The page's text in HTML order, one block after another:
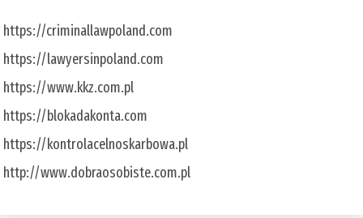
https://criminallawpoland.com
https://lawyersinpoland.com
https://www.kkz.com.pl
https://blokadakonta.com
https://kontrolacelnoskarbowa.pl
http://www.dobraosobiste.com.pl